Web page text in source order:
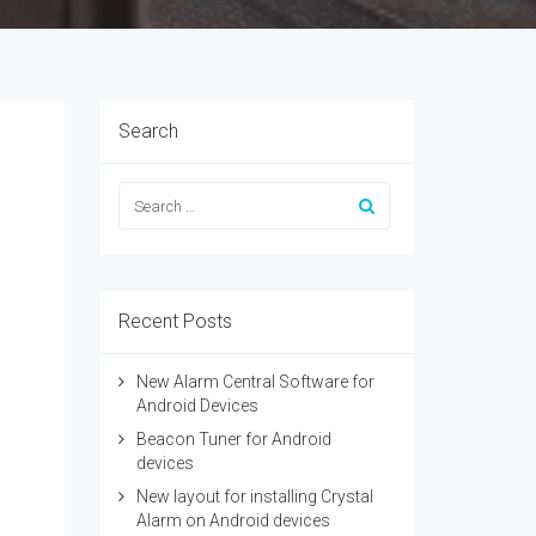
Search
Recent Posts
New Alarm Central Software for
Android Devices
Beacon Tuner for Android
devices
New layout for installing Crystal
Alarm on Android devices